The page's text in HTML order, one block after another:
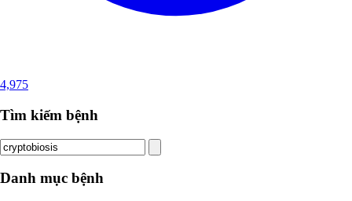
4,975
Tìm kiếm bệnh
Danh mục bệnh